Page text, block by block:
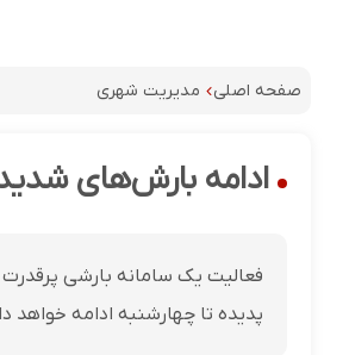
صفحه اصلی مدیریت شهری
ادامه بارش‌های شدید
فعالیت یک سامانه بارشی
پدیده تا چهارشنبه ادامه خواهد